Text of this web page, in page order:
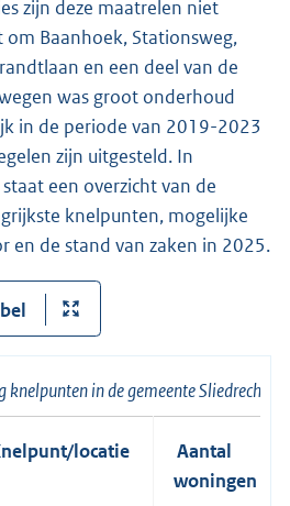
zijn deze maatrelen niet
Baanhoek, Stationsweg,
en een deel van de
was groot onderhoud
in de periode van 2019-2023
zijn uitgesteld. In
een overzicht van de
knelpunten, mogelijke
en de stand van zaken in 2025.
knelpunten in de gemeente Sliedrecht
locatie
Aantal
woningen